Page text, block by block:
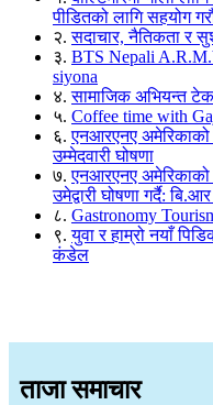
पीडितको लागि सहयोग
२.सदाचार, नैतिकता र
३. BTS Nepali
siyona
४.सामाजिक अभियन्त
५. Coffee time with
६.एनआरएनए अमेरिकाको
उम्मेदवारी घोषणा
७.एनआरएनए अमेरिकाको
उमेद्वारी घोषणा गर्दै:
८. Gastronomy
९.युवा र हाम्रो नयाँ
कंडेल
ताजा समाचार